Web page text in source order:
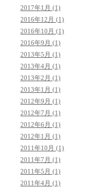
2017年1月 (1)
2016年12月 (1)
2016年10月 (1)
2016年9月 (1)
2013年5月 (1)
2013年4月 (1)
2013年2月 (1)
2013年1月 (1)
2012年9月 (1)
2012年7月 (1)
2012年6月 (1)
2012年1月 (1)
2011年10月 (1)
2011年7月 (1)
2011年5月 (1)
2011年4月 (1)